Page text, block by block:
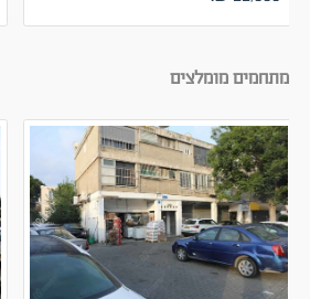
מתחמים מומלצים